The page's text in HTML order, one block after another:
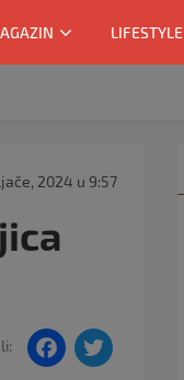
LIFESTYLE
2024 u 9:57
F